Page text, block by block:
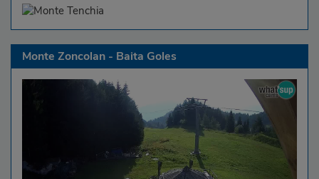
Monte Zoncolan - Baita Goles